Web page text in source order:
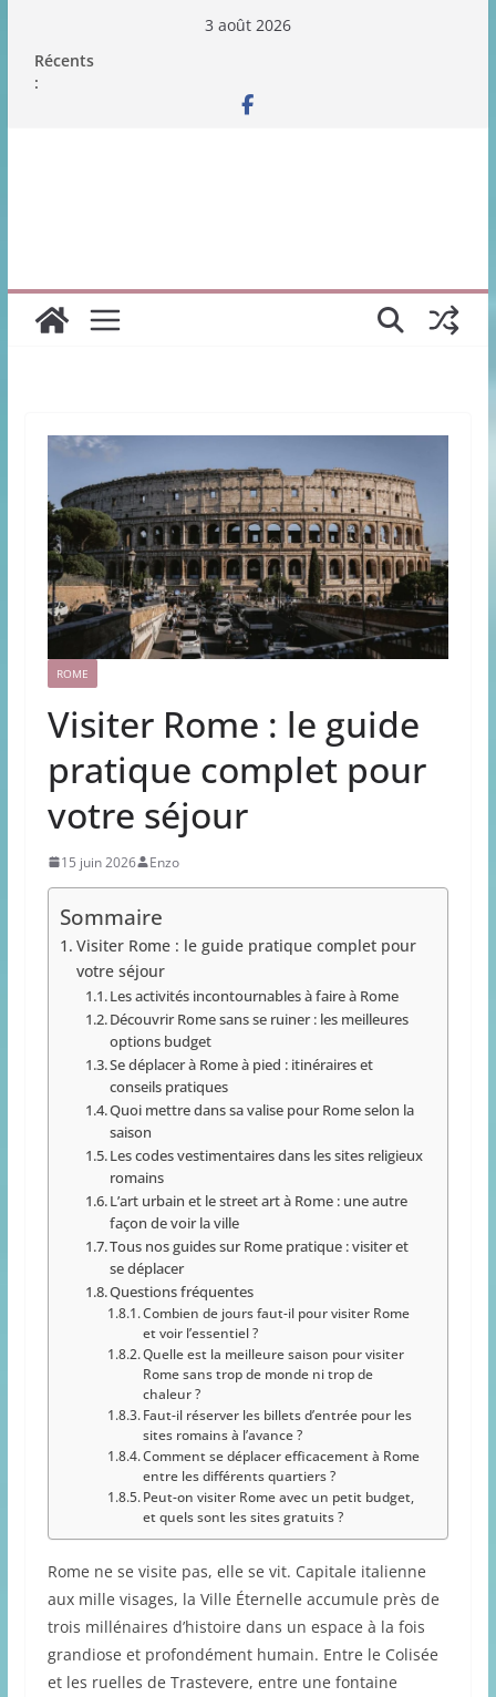
contenu
3 août 2026
Récents
:
ROME
Visiter Rome : le guide
pratique complet pour
votre séjour
15 juin 2026 Enzo
Sommaire
Visiter Rome : le guide pratique complet pour
votre séjour
Les activités incontournables à faire à Rome
Découvrir Rome sans se ruiner : les meilleures
options budget
Se déplacer à Rome à pied : itinéraires et
conseils pratiques
Quoi mettre dans sa valise pour Rome selon la
saison
Les codes vestimentaires dans les sites religieux
romains
L’art urbain et le street art à Rome : une autre
façon de voir la ville
Tous nos guides sur Rome pratique : visiter et
se déplacer
Questions fréquentes
Combien de jours faut-il pour visiter Rome
et voir l’essentiel ?
Quelle est la meilleure saison pour visiter
Rome sans trop de monde ni trop de
chaleur ?
Faut-il réserver les billets d’entrée pour les
sites romains à l’avance ?
Comment se déplacer efficacement à Rome
entre les différents quartiers ?
Peut-on visiter Rome avec un petit budget,
et quels sont les sites gratuits ?
Rome ne se visite pas, elle se vit. Capitale italienne
aux mille visages, la Ville Éternelle accumule près de
trois millénaires d’histoire dans un espace à la fois
grandiose et profondément humain. Entre le Colisée
et les ruelles de Trastevere, entre une fontaine